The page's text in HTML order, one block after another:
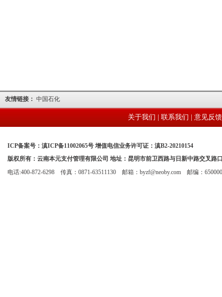
友情链接： 中国石化
关于我们 联系我们 意见反馈
ICP备案号：滇ICP备11002065号 增值电信业务许可证：滇B2-20210154
版权所有：云南本元支付管理有限公司 地址：昆明市前卫西路与日新中路交叉
电话:400-872-6298 传真：0871-63511130 邮箱：byzf@neoby.com 邮编：